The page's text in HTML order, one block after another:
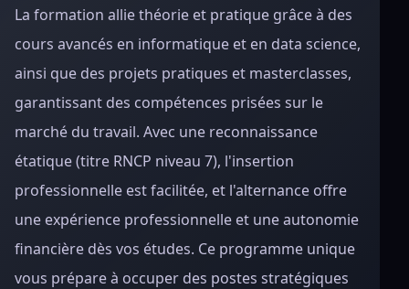
La formation allie théorie et pratique grâce à des
cours avancés en informatique et en data science,
ainsi que des projets pratiques et masterclasses,
garantissant des compétences prisées sur le
marché du travail. Avec une reconnaissance
étatique (titre RNCP niveau 7), l'insertion
professionnelle est facilitée, et l'alternance offre
une expérience professionnelle et une autonomie
financière dès vos études. Ce programme unique
vous prépare à occuper des postes stratégiques